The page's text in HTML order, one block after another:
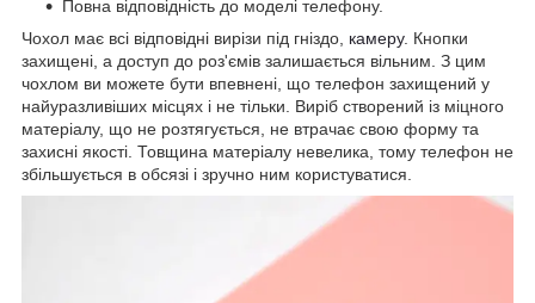
Повна відповідність до моделі телефону.
Чохол має всі відповідні вирізи під гніздо, камеру. Кнопки
захищені, а доступ до роз'ємів залишається вільним. З цим
чохлом ви можете бути впевнені, що телефон захищений у
найуразливіших місцях і не тільки. Виріб створений із міцного
матеріалу, що не розтягується, не втрачає свою форму та
захисні якості. Товщина матеріалу невелика, тому телефон не
збільшується в обсязі і зручно ним користуватися.